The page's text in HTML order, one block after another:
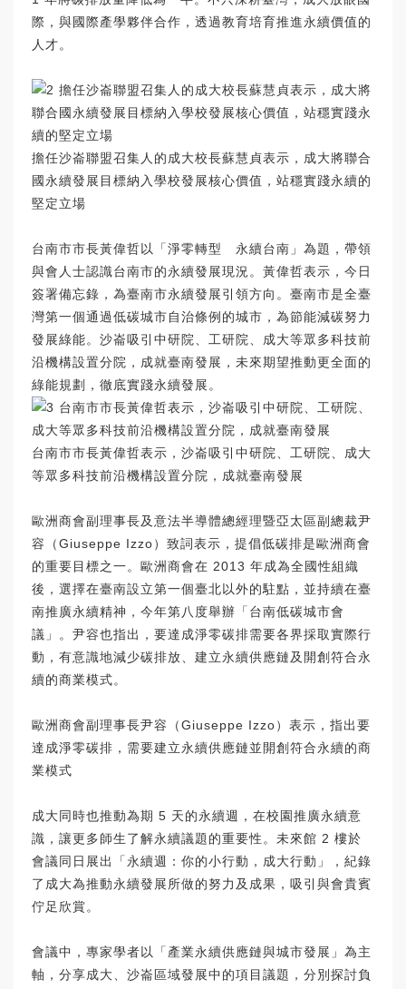
際，與國際產學夥伴合作，透過教育培育推進永續價值的
人才。
擔任沙崙聯盟召集人的成大校長蘇慧貞表示，成大將聯合
國永續發展目標納入學校發展核心價值，站穩實踐永續的
堅定立場
台南市市長黃偉哲以「淨零轉型 永續台南」為題，帶領
與會人士認識台南市的永續發展現況。黃偉哲表示，今日
簽署備忘錄，為臺南市永續發展引領方向。臺南市是全臺
灣第一個通過低碳城市自治條例的城市，為節能減碳努力
發展綠能。沙崙吸引中研院、工研院、成大等眾多科技前
沿機構設置分院，成就臺南發展，未來期望推動更全面的
綠能規劃，徹底實踐永續發展。
台南市市長黃偉哲表示，沙崙吸引中研院、工研院、成大
等眾多科技前沿機構設置分院，成就臺南發展
歐洲商會副理事長及意法半導體總經理暨亞太區副總裁尹
容（Giuseppe Izzo）致詞表示，提倡低碳排是歐洲商會
的重要目標之一。歐洲商會在 2013 年成為全國性組織
後，選擇在臺南設立第一個臺北以外的駐點，並持續在臺
南推廣永續精神，今年第八度舉辦「台南低碳城市會
議」。尹容也指出，要達成淨零碳排需要各界採取實際行
動，有意識地減少碳排放、建立永續供應鏈及開創符合永
續的商業模式。
歐洲商會副理事長尹容（Giuseppe Izzo）表示，指出要
達成淨零碳排，需要建立永續供應鏈並開創符合永續的商
業模式
成大同時也推動為期 5 天的永續週，在校園推廣永續意
識，讓更多師生了解永續議題的重要性。未來館 2 樓於
會議同日展出「永續週：你的小行動，成大行動」，紀錄
了成大為推動永續發展所做的努力及成果，吸引與會貴賓
佇足欣賞。
會議中，專家學者以「產業永續供應鏈與城市發展」為主
軸，分享成大、沙崙區域發展中的項目議題，分別探討負